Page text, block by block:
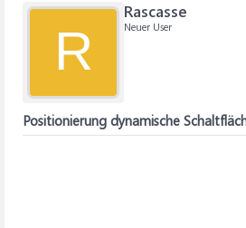
R
Rascasse
Neuer User
Positionierung dynamische